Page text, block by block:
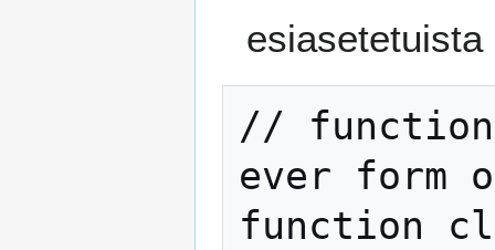
//
ever form
function